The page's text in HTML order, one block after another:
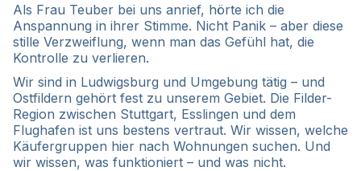
Als Frau Teuber bei uns anrief, hörte ich die
Anspannung in ihrer Stimme. Nicht Panik – aber diese
stille Verzweiflung, wenn man das Gefühl hat, die
Kontrolle zu verlieren.
Wir sind in Ludwigsburg und Umgebung tätig – und
Ostfildern gehört fest zu unserem Gebiet. Die Filder-
Region zwischen Stuttgart, Esslingen und dem
Flughafen ist uns bestens vertraut. Wir wissen, welche
Käufergruppen hier nach Wohnungen suchen. Und
wir wissen, was funktioniert – und was nicht.